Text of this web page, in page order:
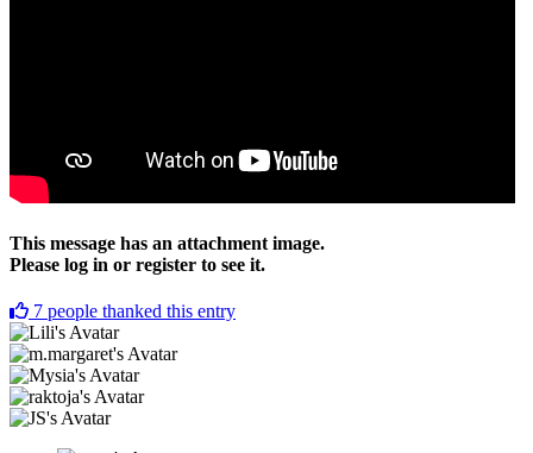
This message has an attachment image.
Please log in or register to see it.
7 people thanked this entry